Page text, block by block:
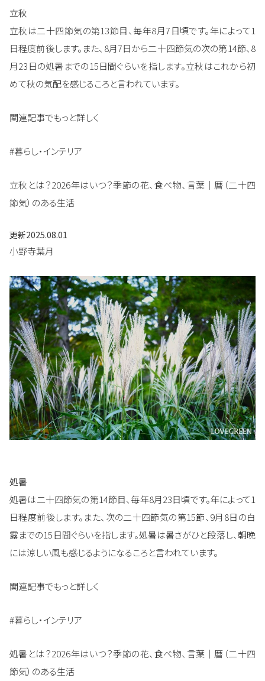
立秋
立秋は二十四節気の第13節目、毎年8月7日頃です。年によって1
日程度前後します。また、8月7日から二十四節気の次の第14節、8
月23日の処暑までの15日間ぐらいを指します。立秋はこれから初
めて秋の気配を感じるころと言われています。
関連記事でもっと詳しく
#暮らし・インテリア
立秋とは？2026年はいつ？季節の花、食べ物、言葉｜暦（二十四
節気）のある生活
更新2025.08.01
小野寺葉月
処暑
処暑は二十四節気の第14節目、毎年8月23日頃です。年によって1
日程度前後します。また、次の二十四節気の第15節、9月8日の白
露までの15日間ぐらいを指します。処暑は暑さがひと段落し、朝晩
には涼しい風も感じるようになるころと言われています。
関連記事でもっと詳しく
#暮らし・インテリア
処暑とは？2026年はいつ？季節の花、食べ物、言葉｜暦（二十四
節気）のある生活